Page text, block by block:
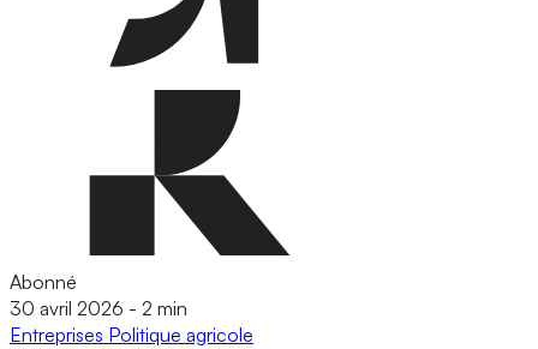
Abonné
30 avril 2026 - 2 min
Entreprises Politique agricole